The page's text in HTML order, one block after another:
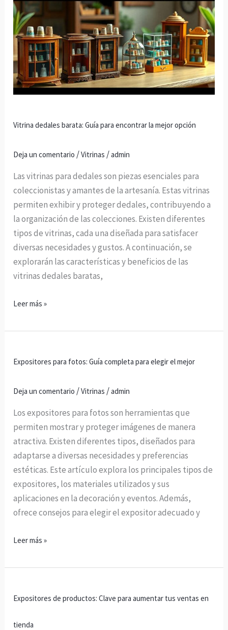
Vitrina dedales barata: Guía para encontrar la mejor opción
Deja un comentario /Vitrinas /admin
Las vitrinas para dedales son piezas esenciales para
coleccionistas y amantes de la artesanía. Estas vitrinas
permiten exhibir y proteger dedales, contribuyendo a
la organización de las colecciones. Existen diferentes
tipos de vitrinas, cada una diseñada para satisfacer
diversas necesidades y gustos. A continuación, se
explorarán las características y beneficios de las
vitrinas dedales baratas,
dedales
barata:
Guía
para
encontrar
la
Leer más »
Expositores para fotos: Guía completa para elegir el mejor
Deja un comentario /Vitrinas /admin
Los expositores para fotos son herramientas que
permiten mostrar y proteger imágenes de manera
atractiva. Existen diferentes tipos, diseñados para
adaptarse a diversas necesidades y preferencias
estéticas. Este artículo explora los principales tipos de
expositores, los materiales utilizados y sus
aplicaciones en la decoración y eventos. Además,
ofrece consejos para elegir el expositor adecuado y
para
Guía
completa
elegir
mejor
Leer más »
Expositores de productos: Clave para aumentar tus ventas en
tienda
de